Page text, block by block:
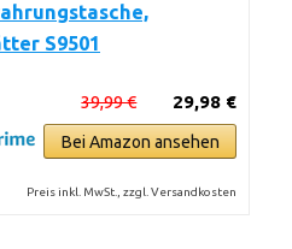
S9501
29,98 €
39,99 €
Bei Amazon ansehen
Preis inkl. MwSt., zzgl. Versandkosten